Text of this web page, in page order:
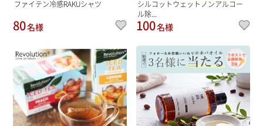
ファイテン冷感RAKUシャツ
80名様
シルコットウェットノンアルコー
ル除...
100名様